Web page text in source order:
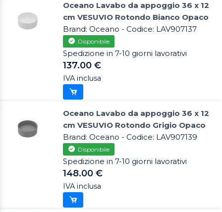
Oceano Lavabo da appoggio 36 x 12
cm VESUVIO Rotondo Bianco Opaco
Brand: Oceano - Codice: LAV907137
Disponibile
Spedizione in 7-10 giorni lavorativi
137.00 €
IVA inclusa
Oceano Lavabo da appoggio 36 x 12
cm VESUVIO Rotondo Grigio Opaco
Brand: Oceano - Codice: LAV907139
Disponibile
Spedizione in 7-10 giorni lavorativi
148.00 €
IVA inclusa